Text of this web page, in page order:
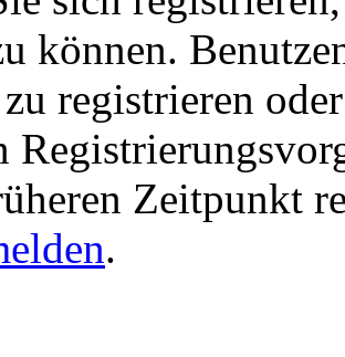
können.
registrieren
Zeitpunkt
.